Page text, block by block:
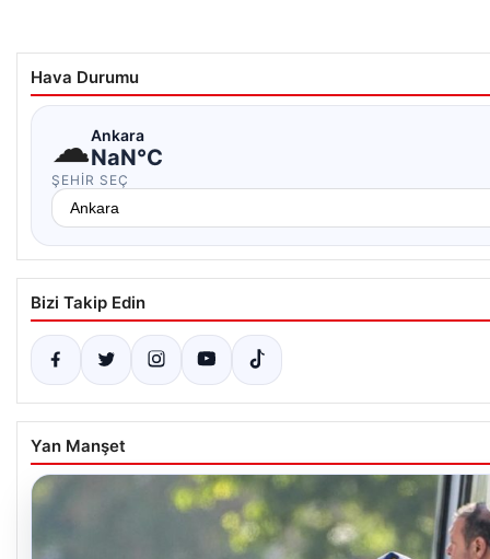
Hava Durumu
☁Ankara
NaN°C
ŞEHIR SEÇ
Bizi Takip Edin
Yan Manşet